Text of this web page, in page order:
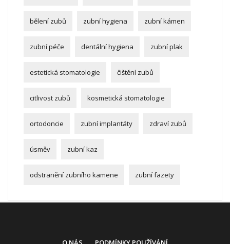
bělení zubů zubní hygiena zubní kámen
zubní péče dentální hygiena zubní plak
estetická stomatologie čištění zubů
citlivost zubů kosmetická stomatologie
ortodoncie zubní implantáty zdraví zubů
úsměv zubní kaz
odstranění zubního kamene zubní fazety